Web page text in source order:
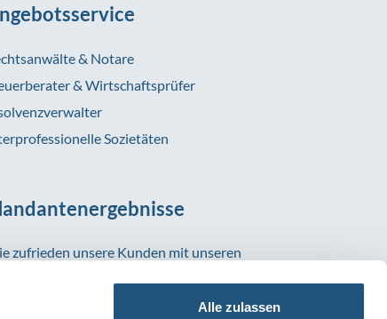
Alle zulassen
& Notare
& Wirtschaftsprüfer
Sozietäten
zufrieden unsere Kunden mit unseren
Bewertungen, die uns regelmäßig